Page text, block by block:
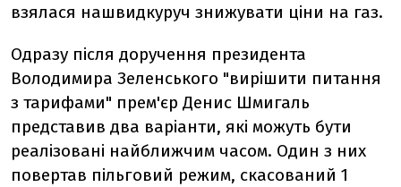
взялася нашвидкуруч знижувати ціни на газ.
Одразу після доручення президента
Володимира Зеленського "вирішити питання
з тарифами" прем'єр Денис Шмигаль
представив два варіанти, які можуть бути
реалізовані найближчим часом. Один з них
повертав пільговий режим, скасований 1